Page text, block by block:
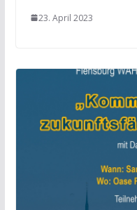
23. April 2023